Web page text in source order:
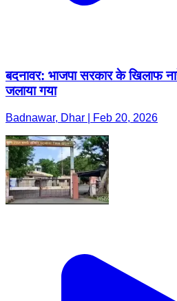
बदनावर: भाजपा सरकार के खिलाफ
जलाया गया
Badnawar, Dhar | Feb 20, 2026